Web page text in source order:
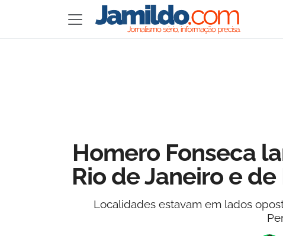
Homero Fonseca
Rio de Janeiro e
Localidades estavam em lados